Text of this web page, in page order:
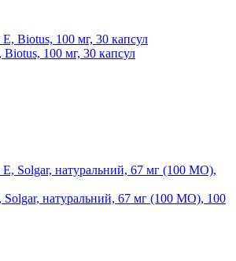
100 мг, 30 капсул
Solgar, натуральний, 67 мг (100 МО), 100